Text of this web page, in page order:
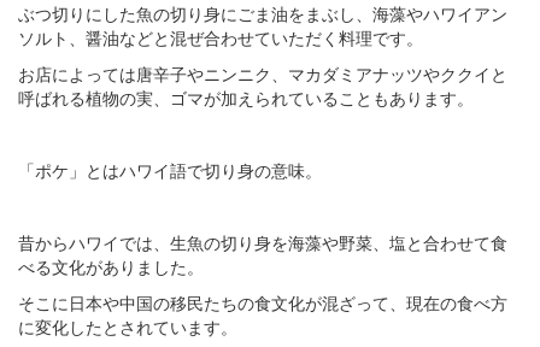
ぶつ切りにした魚の切り身にごま油をまぶし、海藻やハワイアン
ソルト、醤油などと混ぜ合わせていただく料理です。
お店によっては唐辛子やニンニク、マカダミアナッツやククイと
呼ばれる植物の実、ゴマが加えられていることもあります。
「ポケ」とはハワイ語で切り身の意味。
昔からハワイでは、生魚の切り身を海藻や野菜、塩と合わせて食
べる文化がありました。
そこに日本や中国の移民たちの食文化が混ざって、現在の食べ方
に変化したとされています。